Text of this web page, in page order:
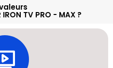
IRON TV PRO - MAX ?